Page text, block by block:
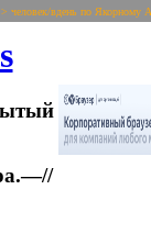
человек/вдень по Якорному